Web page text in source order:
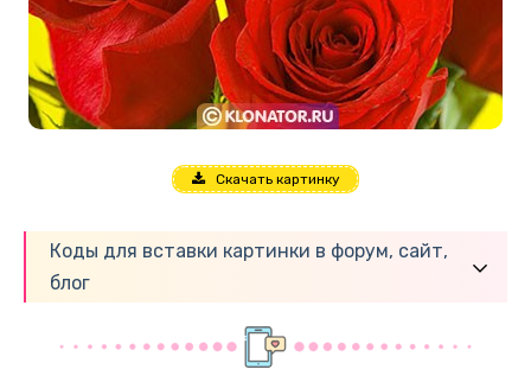
Скачать картинку
Коды для вставки картинки в форум, сайт,
блог